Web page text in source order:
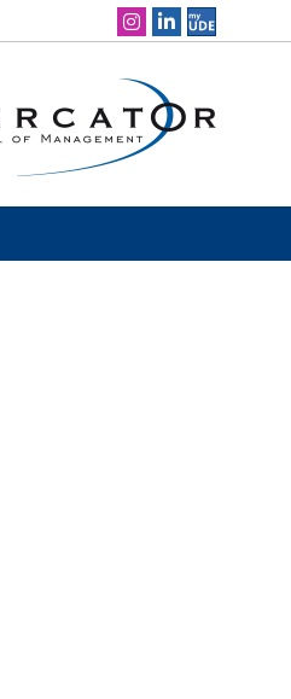
Social Media Navigation